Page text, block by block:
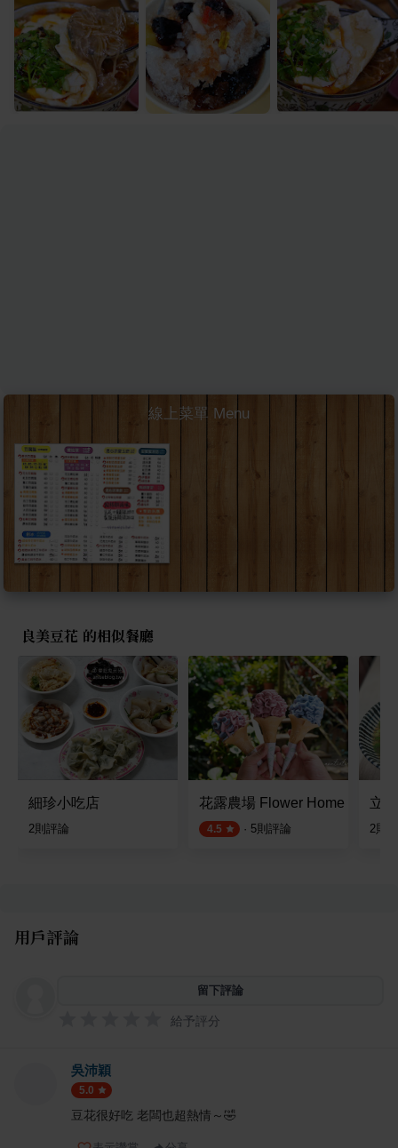
線上菜單 Menu
良美豆花 的相似餐廳
細珍小吃店
2則評論
花露農場 Flower Home
4.5 · 5則評論
立
2則
用戶評論
留下評論
給予評分
吳沛穎
5.0
豆花很好吃 老闆也超熱情～🤣